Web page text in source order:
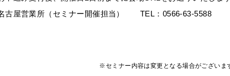
古屋営業所（セミナー開催担当） TEL：0566-63-5588
※セミナー内容は変更となる場合がございま